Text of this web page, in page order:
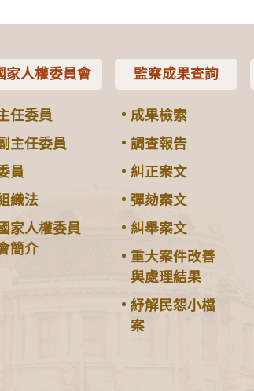
家人權委員會
任委員
主任委員
員
織法
家人權委員
簡介
監察成果查詢
成果檢索
調查報告
糾正案文
彈劾案文
糾舉案文
重大案件改善
與處理結果
紓解民怨小檔
案